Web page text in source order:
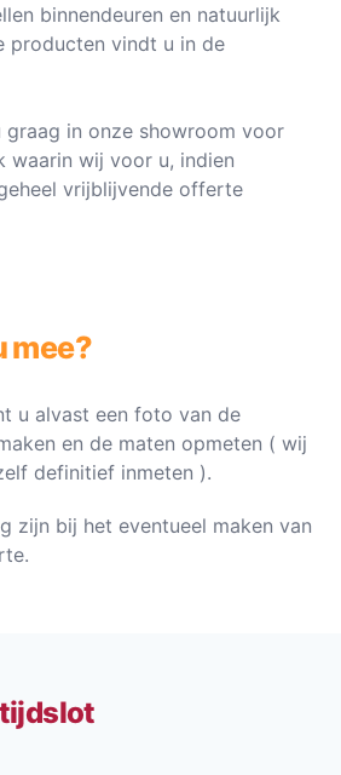
binnendeuren en natuurlijk
producten vindt u in de
graag in onze showroom voor
waarin wij voor u, indien
vrijblijvende offerte
mee?
u alvast een foto van de
en de maten opmeten ( wij
definitief inmeten ).
zijn bij het eventueel maken van